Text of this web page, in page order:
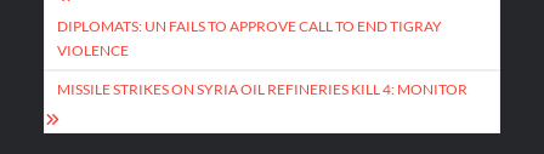
navigation
DIPLOMATS: UN FAILS TO APPROVE CALL TO END TIGRAY
VIOLENCE
MISSILE STRIKES ON SYRIA OIL REFINERIES KILL 4: MONITOR